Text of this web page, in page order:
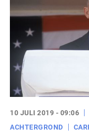
10 JULI 2019 - 09:06
ACHTERGROND